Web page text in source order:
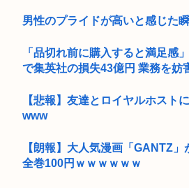
男性のプライドが高いと感じた
「品切れ前に購入すると満足感
で集英社の損失43億円 業務を妨
【悲報】友達とロイヤルホスト
www
【朗報】大人気漫画「GANTZ
全巻100円ｗｗｗｗｗｗ